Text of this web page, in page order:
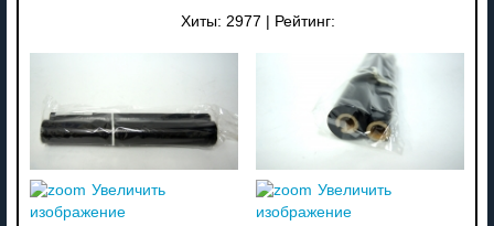
Хиты: 2977 Рейтинг:
Увеличить
изображение
Увеличить
изображение